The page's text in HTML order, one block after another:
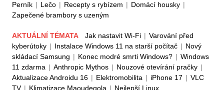
Perník | Lečo | Recepty s rybízem | Domácí housky |
Zapečené brambory s uzeným
AKTUÁLNÍ TÉMATA Jak nastavit Wi-Fi | Varování před
kyberútoky | Instalace Windows 11 na starší počítač | Nový
skládací Samsung | Konec modré smrti Windows? | Windows
11 zdarma | Anthropic Mythos | Nouzové otevírání pračky |
Aktualizace Androidu 16 | Elektromobilita | iPhone 17 | VLC
TV | Klimatizace Maoudegola | Nejlepší Linux